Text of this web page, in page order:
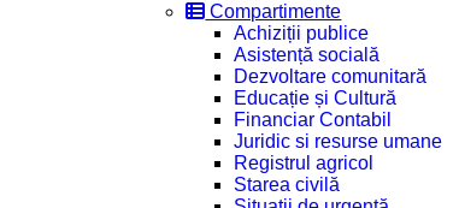
Compartimente
Achiziții publice
Asistență socială
Dezvoltare comunitară
Educație și Cultură
Financiar Contabil
Juridic si resurse umane
Registrul agricol
Starea civilă